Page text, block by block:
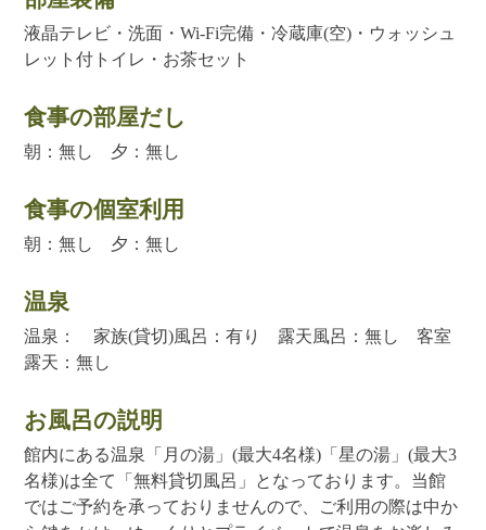
液晶テレビ・洗面・Wi-Fi完備・冷蔵庫(空)・ウォッシュ
レット付トイレ・お茶セット
食事の部屋だし
朝：無し 夕：無し
食事の個室利用
朝：無し 夕：無し
温泉
温泉： 家族(貸切)風呂：有り 露天風呂：無し 客室
露天：無し
お風呂の説明
館内にある温泉「月の湯」(最大4名様)「星の湯」(最大3
名様)は全て「無料貸切風呂」となっております。当館
ではご予約を承っておりませんので、ご利用の際は中か